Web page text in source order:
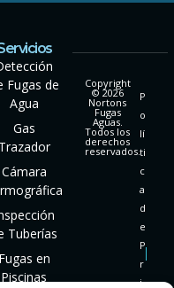
Fugas de
Agua
Gas
Trazador
Cámara
Tuberías
Fugas en
Piscinas
Copyright
© 2026
Nortons
Fugas
Aguas.
Todos los
derechos
reservados.
P
o
lí
ti
c
a
d
e
P
r
i